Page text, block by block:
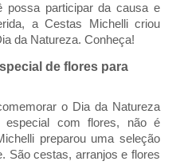
possa participar da causa e
a Cestas Michelli criou
da Natureza. Conheça!
de flores para
o Dia da Natureza
especial com flores, não é
preparou uma seleção
São cestas, arranjos e flores